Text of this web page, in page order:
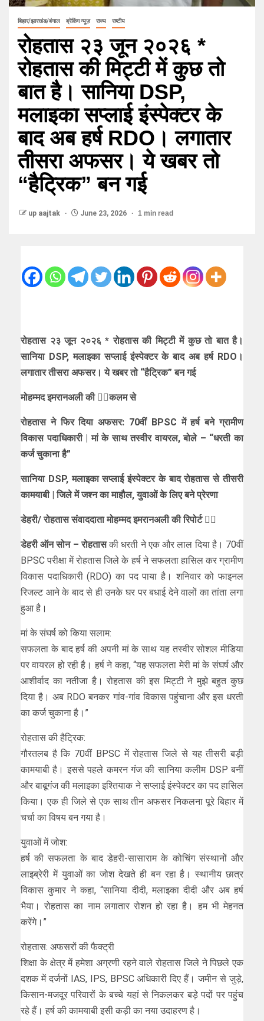
बिहार/झारखंड/बंगाल ब्रेकिंग न्यूज़ राज्य राष्टीय
रोहतास २३ जून २०२६ *
रोहतास की मिट्टी में कुछ तो
बात है। सानिया DSP,
मलाइका सप्लाई इंस्पेक्टर के
बाद अब हर्ष RDO। लगातार
तीसरा अफसर। ये खबर तो
“हैट्रिक” बन गई
up aajtak June 23, 2026 1 min read
रोहतास २३ जून २०२६ * रोहतास की मिट्टी में कुछ तो बात है।
सानिया DSP, मलाइका सप्लाई इंस्पेक्टर के बाद अब हर्ष RDO।
लगातार तीसरा अफसर। ये खबर तो “हैट्रिक” बन गई
मोहम्मद इमरानअली की ✍🏻कलम से
रोहतास ने फिर दिया अफसर: 70वीं BPSC में हर्ष बने ग्रामीण
विकास पदाधिकारी | मां के साथ तस्वीर वायरल, बोले – “धरती का
कर्ज चुकाना है”
सानिया DSP, मलाइका सप्लाई इंस्पेक्टर के बाद रोहतास से तीसरी
कामयाबी | जिले में जश्न का माहौल, युवाओं के लिए बने प्रेरणा
डेहरी/ रोहतास संवाददाता मोहम्मद इमरानअली की रिपोर्ट ✍🏻
डेहरी ऑन सोन – रोहतासकी धरती ने एक और लाल दिया है। 70वीं
BPSC परीक्षा में रोहतास जिले के हर्ष ने सफलता हासिल कर ग्रामीण
विकास पदाधिकारी (RDO) का पद पाया है। शनिवार को फाइनल
रिजल्ट आने के बाद से ही उनके घर पर बधाई देने वालों का तांता लगा
हुआ है।
मां के संघर्ष को किया सलाम:
सफलता के बाद हर्ष की अपनी मां के साथ यह तस्वीर सोशल मीडिया
पर वायरल हो रही है। हर्ष ने कहा, “यह सफलता मेरी मां के संघर्ष और
आशीर्वाद का नतीजा है। रोहतास की इस मिट्टी ने मुझे बहुत कुछ
दिया है। अब RDO बनकर गांव-गांव विकास पहुंचाना और इस धरती
का कर्ज चुकाना है।”
रोहतास की हैट्रिक:
गौरतलब है कि 70वीं BPSC में रोहतास जिले से यह तीसरी बड़ी
कामयाबी है। इससे पहले कमरन गंज की सानिया कलीम DSP बनीं
और बाबूगंज की मलाइका इश्तियाक ने सप्लाई इंस्पेक्टर का पद हासिल
किया। एक ही जिले से एक साथ तीन अफसर निकलना पूरे बिहार में
चर्चा का विषय बन गया है।
युवाओं में जोश:
हर्ष की सफलता के बाद डेहरी-सासाराम के कोचिंग संस्थानों और
लाइब्रेरी में युवाओं का जोश देखते ही बन रहा है। स्थानीय छात्र
विकास कुमार ने कहा, “सानिया दीदी, मलाइका दीदी और अब हर्ष
भैया। रोहतास का नाम लगातार रोशन हो रहा है। हम भी मेहनत
करेंगे।”
रोहतास: अफसरों की फैक्ट्री
शिक्षा के क्षेत्र में हमेशा अग्रणी रहने वाले रोहतास जिले ने पिछले एक
दशक में दर्जनों IAS, IPS, BPSC अधिकारी दिए हैं। जमीन से जुड़े,
किसान-मजदूर परिवारों के बच्चे यहां से निकलकर बड़े पदों पर पहुंच
रहे हैं। हर्ष की कामयाबी इसी कड़ी का नया उदाहरण है।